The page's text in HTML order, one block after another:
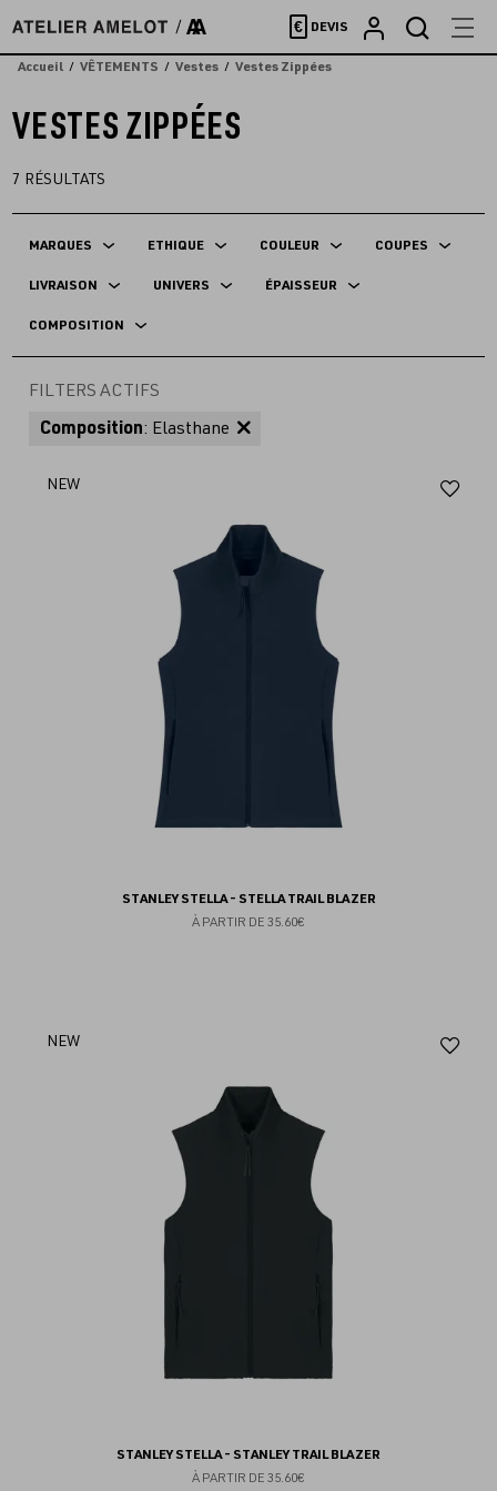
directement
au
€ DEVIS
Accueil VÊTEMENTS Vestes Vestes Zippées
VESTES ZIPPÉES
7 RÉSULTATS
MARQUES ETHIQUE COULEUR COUPES
LIVRAISON UNIVERS ÉPAISSEUR
COMPOSITION
FILTERS ACTIFS
Composition: Elasthane
NEW
STANLEY STELLA - STELLA TRAIL BLAZER
À PARTIR DE 35.60€
NEW
STANLEY STELLA - STANLEY TRAIL BLAZER
À PARTIR DE 35.60€